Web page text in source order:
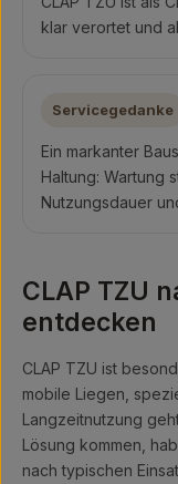
klar verortet und
Servicegedanke
Ein markanter
Haltung: Wartung
Nutzungsdauer
CLAP TZU
entdecken
CLAP TZU ist
mobile Liegen,
Langzeitnutzung
Lösung kommen,
nach typischen